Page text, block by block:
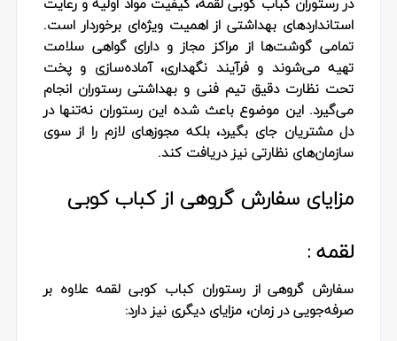
استانداردهای بهداشتی از اهمیت ویژه‌ای برخوردار است.
تمامی گوشت‌ها از مراکز مجاز و دارای گواهی سلامت
تهیه می‌شوند و فرآیند نگهداری، آماده‌سازی و پخت
تحت نظارت دقیق تیم فنی و بهداشتی رستوران انجام
می‌گیرد. این موضوع باعث شده این رستوران نه‌تنها در
دل مشتریان جای بگیرد، بلکه مجوزهای لازم را از سوی
سازمان‌های نظارتی نیز دریافت کند.
مزایای سفارش گروهی از کباب کوبی
لقمه :
سفارش گروهی از رستوران کباب کوبی لقمه علاوه بر
صرفه‌جویی در زمان، مزایای دیگری نیز دارد: